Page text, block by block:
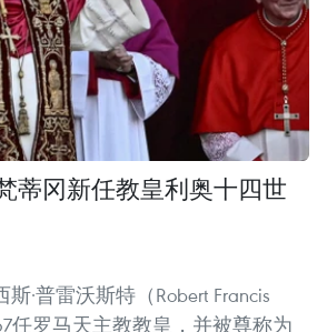
蒂冈新任教皇利奥十四世
·普雷沃斯特（Robert Francis
任罗马天主教教皇，并被尊称为